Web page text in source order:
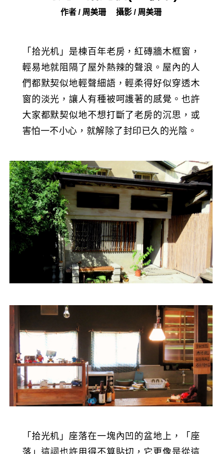
作者 / 周美珊 攝影 / 周美珊
「拾光机」是棟百年老房，紅磚牆木框窗，
輕易地就阻隔了屋外熱辣的聲浪。屋內的人
們都默契似地輕聲細語，輕柔得好似穿透木
窗的淡光，讓人有種被呵護著的感覺。也許
大家都默契似地不想打斷了老房的沉思，或
害怕一不小心，就解除了封印已久的光陰。
「拾光机」座落在一塊內凹的盆地上，「座